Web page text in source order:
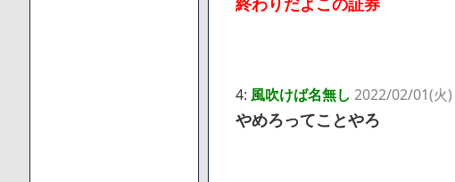
4: 風吹けば名無し 2022/02/01(火
やめろってことやろ